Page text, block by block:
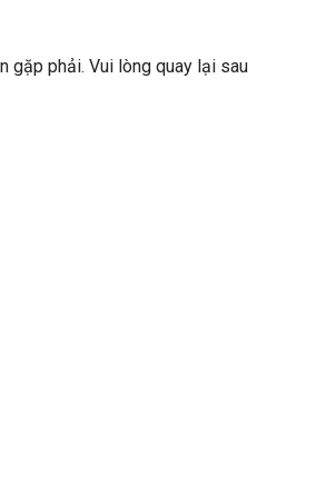
gặp phải. Vui lòng quay lại sau